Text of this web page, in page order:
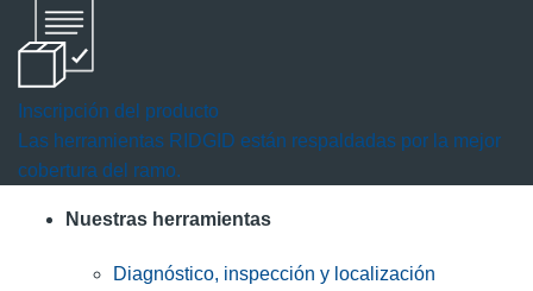
Inscripción del producto
Las herramientas RIDGID están respaldadas por la mejor
cobertura del ramo.
Nuestras herramientas
Diagnóstico, inspección y localización